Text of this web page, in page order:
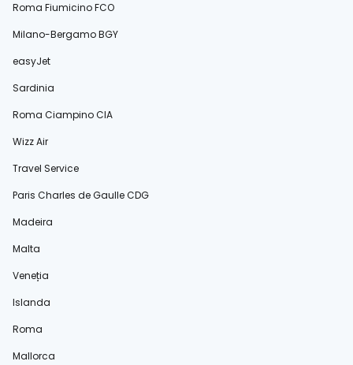
Roma Fiumicino FCO
Milano-Bergamo BGY
easyJet
Sardinia
Roma Ciampino CIA
Wizz Air
Travel Service
Paris Charles de Gaulle CDG
Madeira
Malta
Veneția
Islanda
Roma
Mallorca